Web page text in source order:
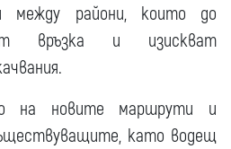
между райони, които до
връзка и изискват
на новите маршрути и
като водещ